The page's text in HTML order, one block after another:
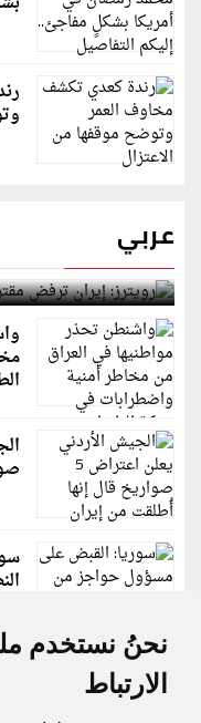
نحنُ نستخدم
الارتباط
عربي
رويترز: إيران ترفض
لمضيق هرمز